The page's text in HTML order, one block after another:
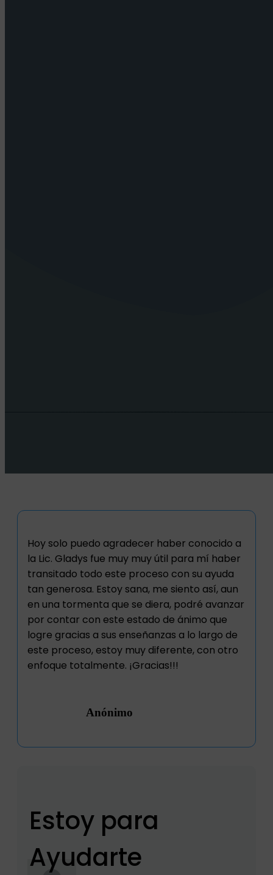
Hoy solo puedo agradecer haber conocido a
la Lic. Gladys fue muy muy útil para mí haber
transitado todo este proceso con su ayuda
tan generosa. Estoy sana, me siento así, aun
en una tormenta que se diera, podré avanzar
por contar con este estado de ánimo que
logre gracias a sus enseñanzas a lo largo de
este proceso, estoy muy diferente, con otro
enfoque totalmente. ¡Gracias!!!
Anónimo
Estoy para
Ayudarte